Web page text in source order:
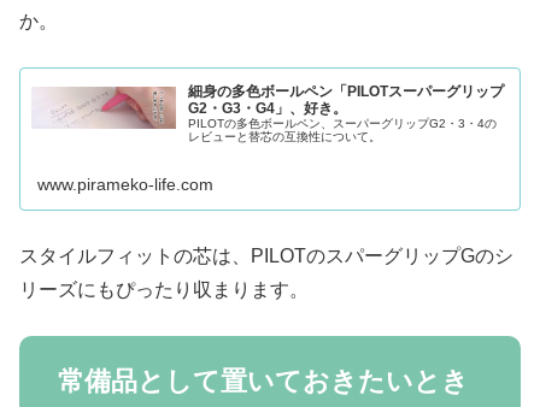
か。
細身の多色ボールペン「PILOTスーパーグリップ
G2・G3・G4」、好き。
PILOTの多色ボールペン、スーパーグリップG2・3・4の
レビューと替芯の互換性について。
www.pirameko-life.com
スタイルフィットの芯は、PILOTのスパーグリップGのシ
リーズにもぴったり収まります。
常備品として置いておきたいとき